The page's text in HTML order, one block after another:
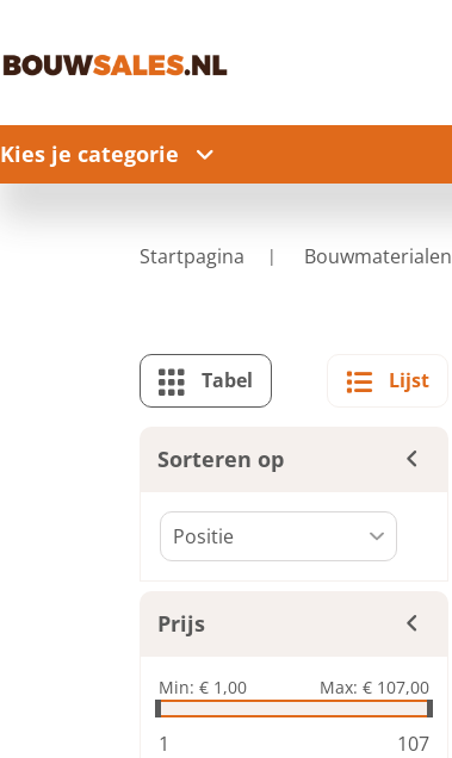
Kies je categorie
Startpagina Bouwmaterialen
Tabel Lijst
Sorteren op
Prijs
Min: € 1,00 Max: € 107,00
1 107